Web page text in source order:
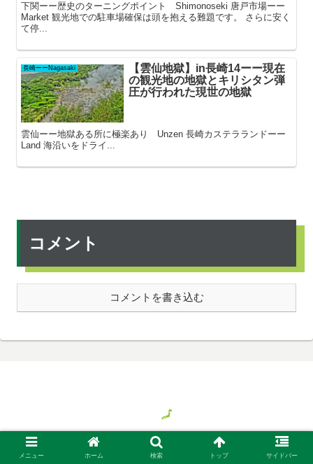
下関ーー歴史のターニングポイント Shimonoseki 唐戸市場ーー
Market 観光地での駐車場確保は頭を抱える難題です。 さらに安く
て停...
長崎ーーNagasaki
【雲仙地獄】in長崎14ーー現在
の観光地の地獄とキリシタン弾
圧が行われた現世の地獄
雲仙ーー地獄ある所に極楽あり Unzen 長崎カステラランドーー
Land 海沿いをドライ...
コメント
コメントを書き込む
© 2018 気ままに旅する日本、時々バイト.
メニュー ホーム 検索 トップ サイドバー